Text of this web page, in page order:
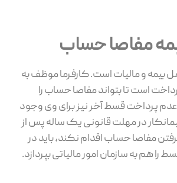
مفاصا حساب
بیمه و مالیات است. کارفرما موظف به
پرداخت است تا بتواند مفاصا حساب را
پرداخت قسط آخر نیز برای وی وجود
در مهلت قانونی یک ساله پس از
مفاصا حساب اقدام نکند، باید در